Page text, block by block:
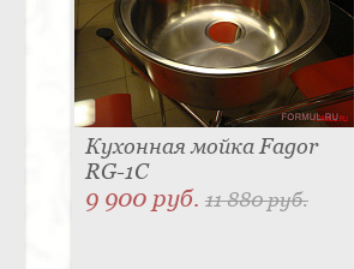
Кухонная мойка Fagor
RG-1C
9 900 руб. 11 880 руб.